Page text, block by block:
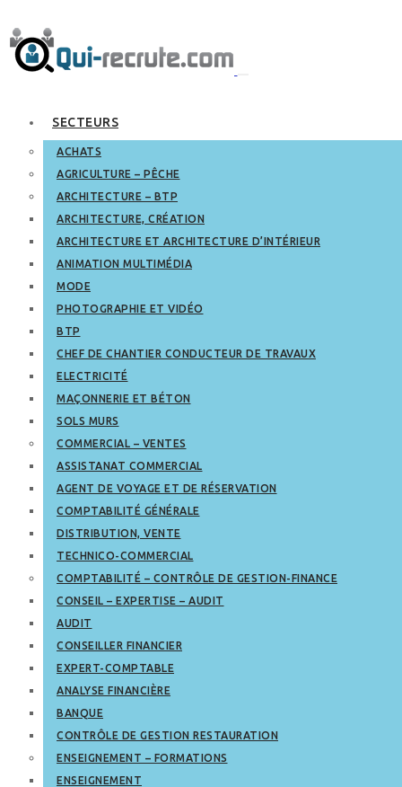
SECTEURS
ACHATS
AGRICULTURE – PÊCHE
ARCHITECTURE – BTP
ARCHITECTURE, CRÉATION
ARCHITECTURE ET ARCHITECTURE D’INTÉRIEUR
ANIMATION MULTIMÉDIA
MODE
PHOTOGRAPHIE ET VIDÉO
BTP
CHEF DE CHANTIER CONDUCTEUR DE TRAVAUX
ELECTRICITÉ
MAÇONNERIE ET BÉTON
SOLS MURS
COMMERCIAL – VENTES
ASSISTANAT COMMERCIAL
AGENT DE VOYAGE ET DE RÉSERVATION
COMPTABILITÉ GÉNÉRALE
DISTRIBUTION, VENTE
TECHNICO-COMMERCIAL
COMPTABILITÉ – CONTRÔLE DE GESTION-FINANCE
CONSEIL – EXPERTISE – AUDIT
AUDIT
CONSEILLER FINANCIER
EXPERT-COMPTABLE
ANALYSE FINANCIÈRE
BANQUE
CONTRÔLE DE GESTION RESTAURATION
ENSEIGNEMENT – FORMATIONS
ENSEIGNEMENT